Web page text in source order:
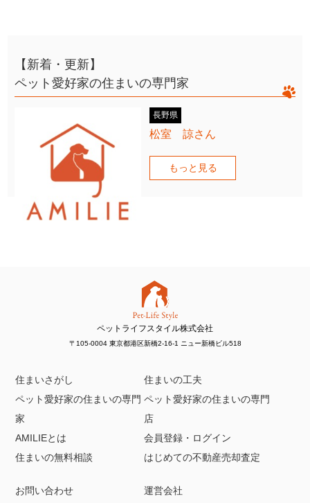
【新着・更新】
ペット愛好家の住まいの専門家
長野県
松室 諒さん
もっと見る
ペットライフスタイル株式会社
〒105-0004 東京都港区新橋2-16-1 ニュー新橋ビル518
住まいさがし
住まいの工夫
ペット愛好家の住まいの専門
家
ペット愛好家の住まいの専門
店
AMILIEとは
会員登録・ログイン
住まいの無料相談
はじめての不動産売却査定
お問い合わせ 運営会社